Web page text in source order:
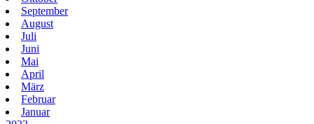
September
August
Juli
Juni
Mai
April
März
Februar
Januar